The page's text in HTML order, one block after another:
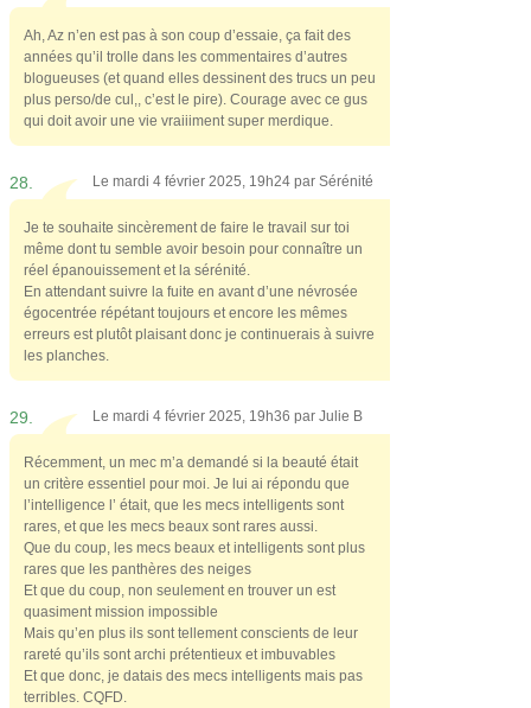
Ah, Az n’en est pas à son coup d’essaie, ça fait des
années qu’il trolle dans les commentaires d’autres
blogueuses (et quand elles dessinent des trucs un peu
plus perso/de cul,, c’est le pire). Courage avec ce gus
qui doit avoir une vie vraiiiment super merdique.
28. Le mardi 4 février 2025, 19h24 par Sérénité
Je te souhaite sincèrement de faire le travail sur toi
même dont tu semble avoir besoin pour connaître un
réel épanouissement et la sérénité.
En attendant suivre la fuite en avant d’une névrosée
égocentrée répétant toujours et encore les mêmes
erreurs est plutôt plaisant donc je continuerais à suivre
les planches.
29. Le mardi 4 février 2025, 19h36 par Julie B
Récemment, un mec m’a demandé si la beauté était
un critère essentiel pour moi. Je lui ai répondu que
l’intelligence l’ était, que les mecs intelligents sont
rares, et que les mecs beaux sont rares aussi.
Que du coup, les mecs beaux et intelligents sont plus
rares que les panthères des neiges
Et que du coup, non seulement en trouver un est
quasiment mission impossible
Mais qu’en plus ils sont tellement conscients de leur
rareté qu’ils sont archi prétentieux et imbuvables
Et que donc, je datais des mecs intelligents mais pas
terribles. CQFD.